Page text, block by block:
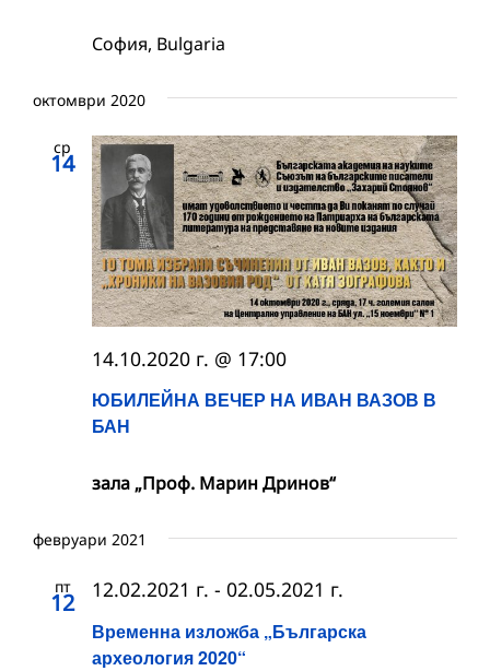
София, Bulgaria
октомври 2020
ср
14
ЮБИЛЕЙНА ВЕЧЕР НА ИВАН ВАЗОВ В
БАН
14.10.2020 г. @ 17:00
зала „Проф. Марин Дринов“
февруари 2021
пт
12
Временна изложба „Българска
археология 2020“
12.02.2021 г. - 02.05.2021 г.